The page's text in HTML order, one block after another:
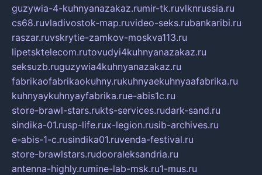
guzywia-4-kuhnyanazakaz.rumir-tk.ruvlknrussia.ru
cs68.ruvladivostok-map.ruvideo-seks.rubankaribi.ru
raszar.ruvskrytie-zamkov-moskva113.ru
lipetsktelecom.rutovudyi4kuhnyanazakaz.ru
seksuzb.ruguzywia4kuhnyanazakaz.ru
fabrikaofabrikaokuhny.rukuhnyaekuhnyaafabrika.ru
kuhnyaykuhnyayfabrika.rue-abis1c.ru
store-brawl-stars.rukts-services.rudark-sand.ru
sindika-01.rusp-life.rux-legion.rusib-archives.ru
e-abis-1-c.rusindika01.ruvenda-festival.ru
store-brawlstars.rudooraleksandria.ru
antenna-highly.rumine-lab-msk.ru1-mus.ru